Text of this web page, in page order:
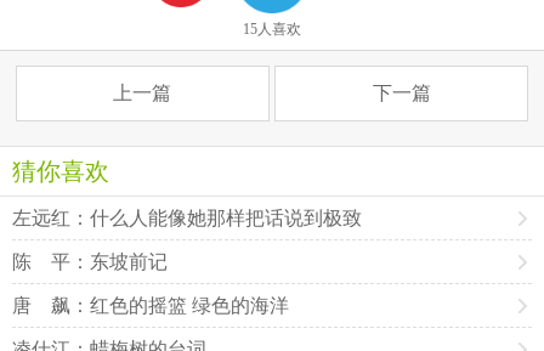
15人喜欢
上一篇 下一篇
猜你喜欢
左远红：什么人能像她那样把话说到极致
陈 平：东坡前记
唐 飙：红色的摇篮 绿色的海洋